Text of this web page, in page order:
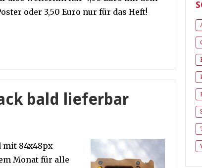
oder 3,50 Euro nur für das Heft!
bald lieferbar
mit 84x48px
Monat für alle